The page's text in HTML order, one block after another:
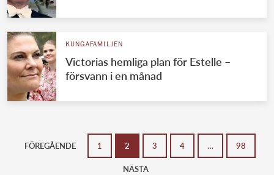
KUNGAFAMILJEN
Victorias hemliga plan för Estelle –
försvann i en månad
FÖREGÅENDE 1 2 3 4 … 98
NÄSTA